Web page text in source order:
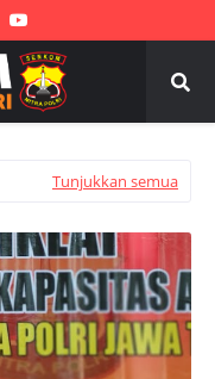
Tunjukkan semua